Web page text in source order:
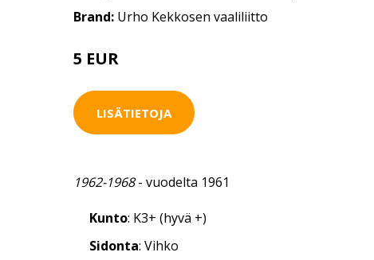
Brand: Urho Kekkosen vaaliliitto
5 EUR
LISÄTIETOJA
1962-1968- vuodelta 1961
Kunto: K3+ (hyvä +)
Sidonta: Vihko